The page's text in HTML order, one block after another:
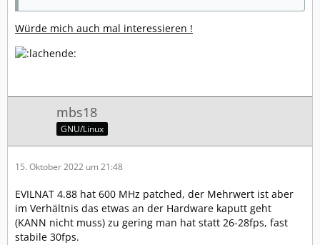
Würde mich auch mal interessieren !
mbs18
GNU/Linux
15. Oktober 2022 um 21:48
EVILNAT 4.88 hat 600 MHz patched, der Mehrwert ist aber
im Verhältnis das etwas an der Hardware kaputt geht
(KANN nicht muss) zu gering man hat statt 26-28fps, fast
stabile 30fps.